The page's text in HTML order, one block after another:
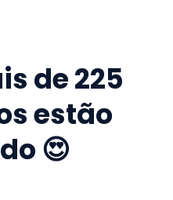
de225
estão
😍